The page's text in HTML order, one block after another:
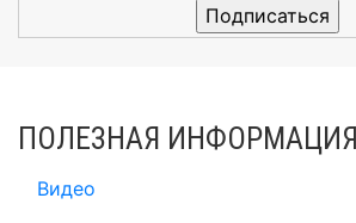
ПОЛЕЗНАЯ ИНФОРМАЦИЯ
Видео